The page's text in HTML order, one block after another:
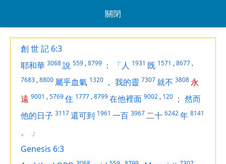
關閉
創 世 記 6:3
耶和華 3068說 559 ,8799 ： 「人 1931 既 1571 ,8677 ,
7683 ,8800 屬乎血氣 1320 ， 我的靈 7307就不 3808 永
遠 9001 ,5769住 1777 ,8799在他裡面 9002 , 120 ； 然而
他的日子 3117還可到 1961 一百 3967二十 6242年 8141
。
」
Genesis 6:3